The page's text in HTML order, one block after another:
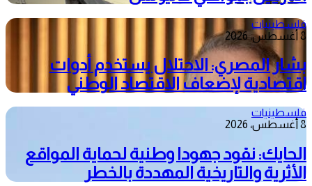
فلسطينيات
8 أغسطس، 2026
بشار المصري: الاحتلال يستخدم أدوات
اقتصادية لإضعاف الاقتصاد الوطني
فلسطينيات
8 أغسطس، 2026
الحايك: نقود جهودا وطنية لحماية المواقع
الأثرية والتاريخية المهددة بالخطر